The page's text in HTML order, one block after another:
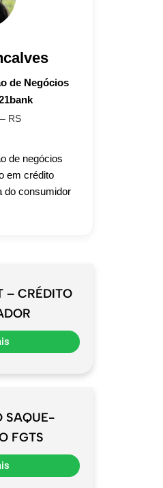
de Negócios
RS
de negócios
em crédito
do consumidor
– CRÉDITO
SAQUE-
FGTS